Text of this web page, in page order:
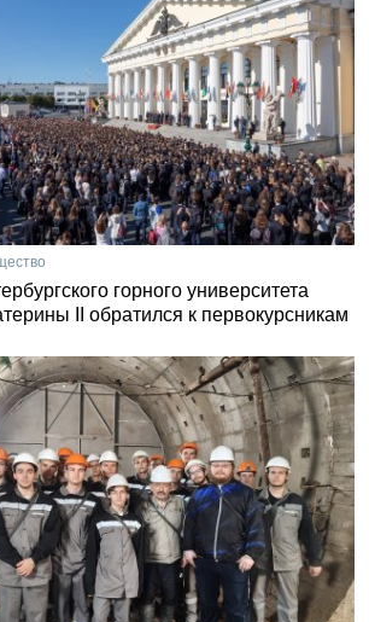
горного университета
II обратился к первокурсникам